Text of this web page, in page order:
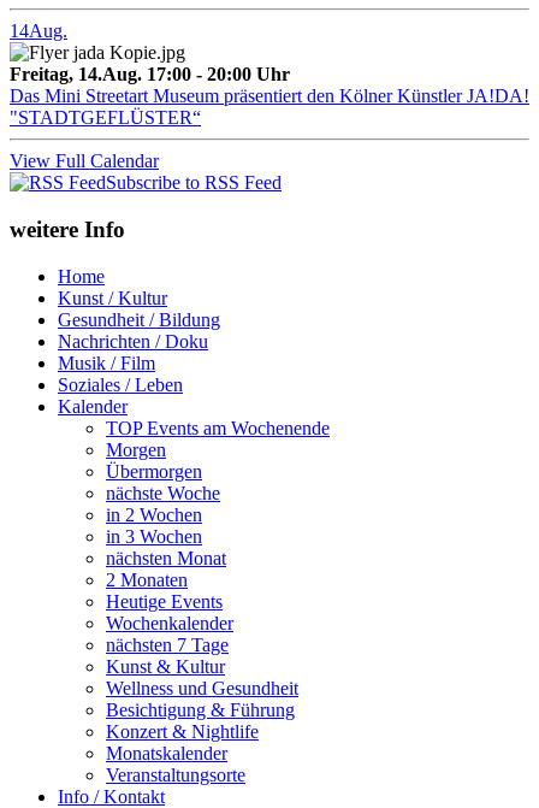
14Aug.
Freitag, 14.Aug. 17:00 - 20:00 Uhr
Das Mini Streetart Museum präsentiert den Kölner Künstler JA!DA!
"STADTGEFLÜSTER“
View Full Calendar
Subscribe to RSS Feed
weitere Info
Home
Kunst / Kultur
Gesundheit / Bildung
Nachrichten / Doku
Musik / Film
Soziales / Leben
Kalender
TOP Events am Wochenende
Morgen
Übermorgen
nächste Woche
in 2 Wochen
in 3 Wochen
nächsten Monat
2 Monaten
Heutige Events
Wochenkalender
nächsten 7 Tage
Kunst & Kultur
Wellness und Gesundheit
Besichtigung & Führung
Konzert & Nightlife
Monatskalender
Veranstaltungsorte
Info / Kontakt